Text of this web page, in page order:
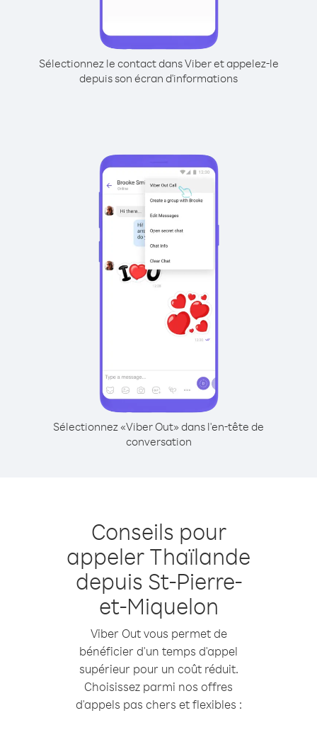
Sélectionnez le contact dans Viber et appelez-le
depuis son écran d'informations
Sélectionnez «Viber Out» dans l'en-tête de
conversation
Conseils pour
appeler Thaïlande
depuis St-Pierre-
et-Miquelon
Viber Out vous permet de
bénéficier d'un temps d'appel
supérieur pour un coût réduit.
Choisissez parmi nos offres
d'appels pas chers et flexibles :